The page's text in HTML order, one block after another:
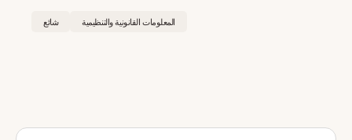
شائع المعلومات القانونية والتنظيمية